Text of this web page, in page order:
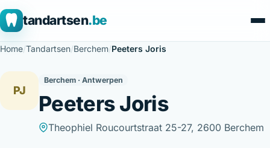
tandartsen.be
Home/Tandartsen/Berchem/Peeters Joris
PJ
Berchem · Antwerpen
Peeters Joris
Theophiel Roucourtstraat 25-27, 2600 Berchem